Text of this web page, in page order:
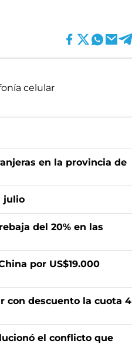
celular
en la provincia de
julio
del 20% en las
por US$19.000
con descuento la cuota 4
el conflicto que